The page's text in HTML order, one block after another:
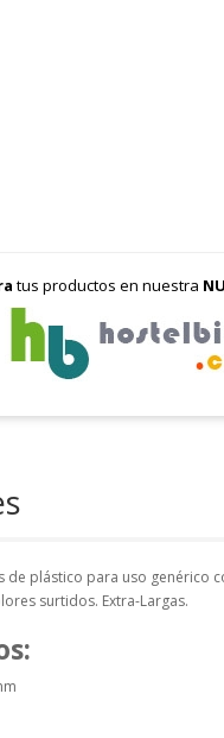
tus productos en nuestra
de plástico para uso genérico
surtidos. Extra-Largas.